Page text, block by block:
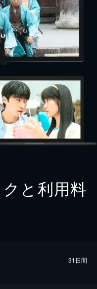
と利用料
31日間